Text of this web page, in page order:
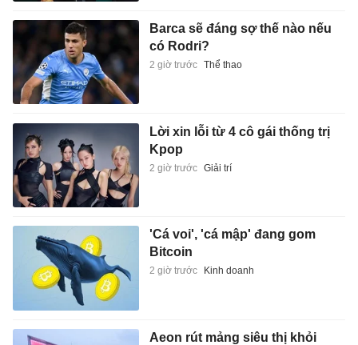
Barca sẽ đáng sợ thế nào nếu
có Rodri?
2 giờ trước Thể thao
Lời xin lỗi từ 4 cô gái thống trị
Kpop
2 giờ trước Giải trí
'Cá voi', 'cá mập' đang gom
Bitcoin
2 giờ trước Kinh doanh
Aeon rút mảng siêu thị khỏi